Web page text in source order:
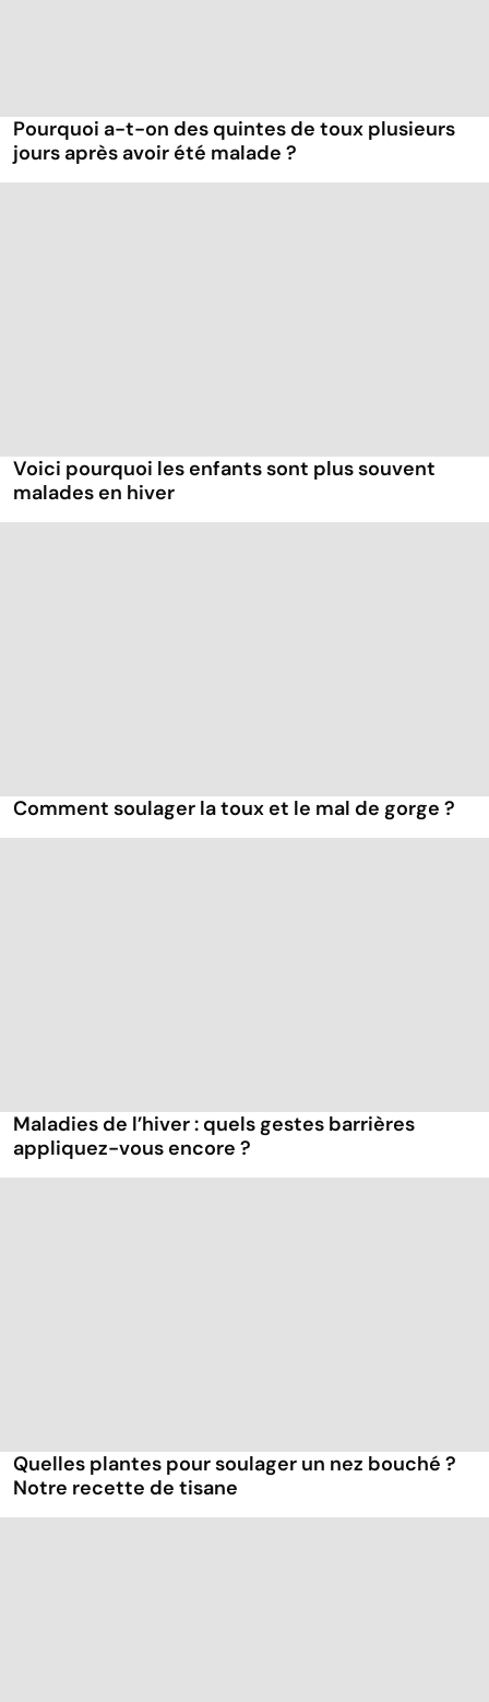
Pourquoi a-t-on des quintes de toux plusieurs
jours après avoir été malade ?
Voici pourquoi les enfants sont plus souvent
malades en hiver
Comment soulager la toux et le mal de gorge ?
Maladies de l’hiver : quels gestes barrières
appliquez-vous encore ?
Quelles plantes pour soulager un nez bouché ?
Notre recette de tisane